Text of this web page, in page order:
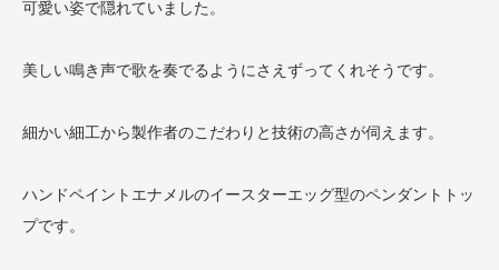
可愛い姿で隠れていました。
美しい鳴き声で歌を奏でるようにさえずってくれそうです。
細かい細工から製作者のこだわりと技術の高さが伺えます。
ハンドペイントエナメルのイースターエッグ型のペンダントトッ
プです。